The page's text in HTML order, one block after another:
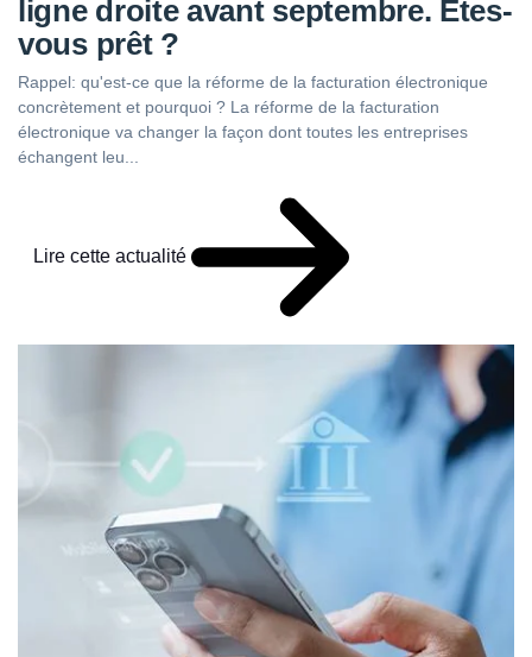
ligne droite avant septembre. Êtes-
vous prêt ?
Rappel: qu'est-ce que la réforme de la facturation électronique
concrètement et pourquoi ? La réforme de la facturation
électronique va changer la façon dont toutes les entreprises
échangent leu...
Lire cette actualité